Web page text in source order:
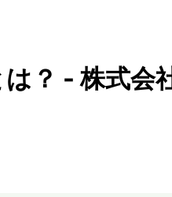
？ - 株式会